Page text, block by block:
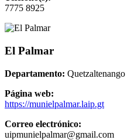
7775 8925
El Palmar
Departamento: Quetzaltenango
Página web:
https://munielpalmar.laip.gt
Correo electrónico:
uipmunielpalmar@gmail.com